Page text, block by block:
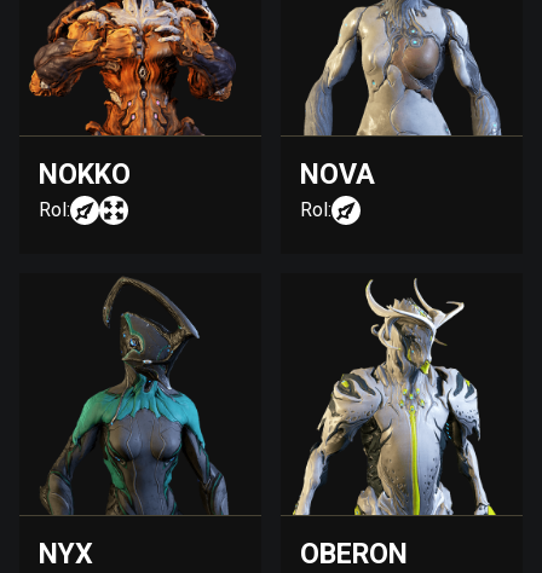
NOKKO
Rol:
NOVA
Rol:
NYX OBERON